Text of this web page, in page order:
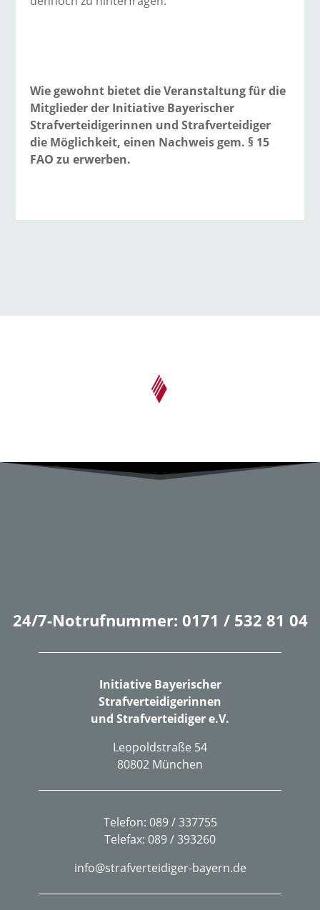
Wie gewohnt bietet die Veranstaltung für die
Mitglieder der Initiative Bayerischer
Strafverteidigerinnen und Strafverteidiger
die Möglichkeit, einen Nachweis gem. § 15
FAO zu erwerben.
24/7-Notrufnummer: 0171 / 532 81 04
Initiative Bayerischer
Strafverteidigerinnen
und Strafverteidiger e.V.
Leopoldstraße 54
80802 München
Telefon: 089 / 337755
Telefax: 089 / 393260
info@strafverteidiger-bayern.de